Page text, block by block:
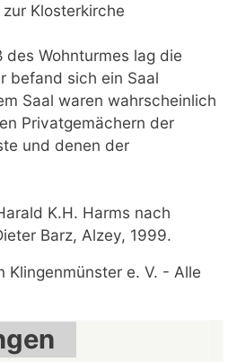
Klosterkirche
Wohnturmes lag die
befand sich ein Saal
Saal waren wahrscheinlich
Privatgemächern der
und denen der
K.H. Harms nach
Barz, Alzey, 1999.
e. V. - Alle